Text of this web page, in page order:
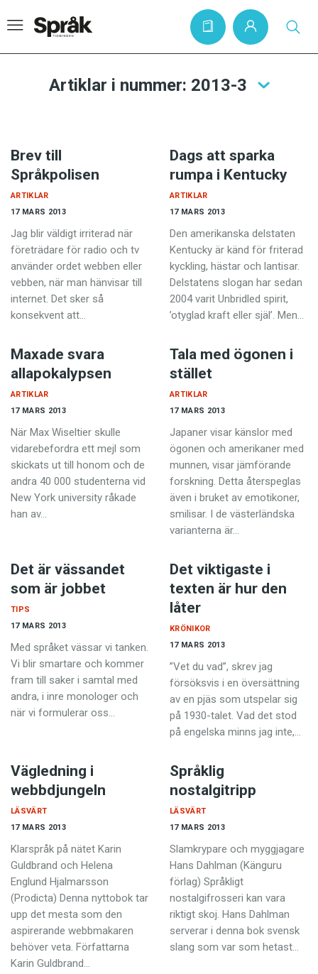
Krönikor
Språkfrågor
Skrivtips
Bokrecensioner
Kviss
Podden
Anmäl till språkpolisen
Föreslå nyord
Annonsera
Läs Språktidningen digitalt
Press
Artiklar i nummer: 2013-3
Brev till
Språkpolisen
17 MARS 2013
ARTIKLAR
Jag blir väldigt irriterad när
företrädare för radio och tv
använder ordet webben eller
vebben, när man hänvisar till
internet. Det sker så
konsekvent att…
Dags att sparka
rumpa i Kentucky
17 MARS 2013
ARTIKLAR
Den amerikanska delstaten
Kentucky är känd för friterad
kyckling, hästar och lantisar.
Delstatens slogan har sedan
2004 varit Unbridled spirit,
’otyglad kraft eller själ’. Men…
Maxade svara
allapokalypsen
17 MARS 2013
ARTIKLAR
När Max Wiseltier skulle
vidarebefordra ett mejl som
skickats ut till honom och de
andra 40 000 studenterna vid
New York university råkade
han av…
Tala med ögonen i
stället
17 MARS 2013
ARTIKLAR
Japaner visar känslor med
ögonen och amerikaner med
munnen,­ visar jämförande
forskning. Detta återspeglas
även i bruket av emotikoner,
smilisar. I de västerländska
varianterna är…
Det är vässandet
som är jobbet
17 MARS 2013
TIPS
Med språket vässar vi tanken.
Vi blir smartare och kommer
fram till saker i samtal med
andra, i inre monologer och
när vi formu­lerar oss…
Det viktigaste i
texten är hur den
låter
17 MARS 2013
KRÖNIKOR
”Vet du vad”, skrev jag
försöksvis i en översättning
av en pjäs som utspelar sig
på 1930-talet.­ Vad det stod
på engelska minns jag inte,…
Vägledning i
webbdjungeln
17 MARS 2013
LÄSVÄRT
Klarspråk på nätet Karin
Guldbrand och Helena
Englund Hjalmarsson
(Prodicta) Denna nyttobok tar
upp det mesta som den
aspirerande webb­makaren
behöver veta. Författarna
Karin Guldbrand…
Språklig
nostalgitripp
17 MARS 2013
LÄSVÄRT
Slamkrypare och myggjagare
Hans Dahlman (Känguru
förlag) Språkligt
nostalgifrosseri kan vara
riktigt skoj. Hans Dahlman
serverar i denna bok svensk
slang som var som hetast…